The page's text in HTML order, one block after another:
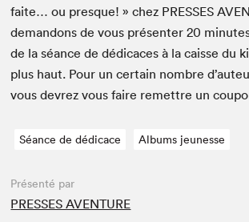
faite… ou presque! » chez PRESS­ES
deman­dons de vous présen­ter20
de la séance de dédi­caces à la caisse du
plus haut. Pour un cer­tain nom­bre
vous devrez vous faire remet­tre un
Séance de dédicace Albums jeunesse
Présenté par
PRESSES AVENTURE